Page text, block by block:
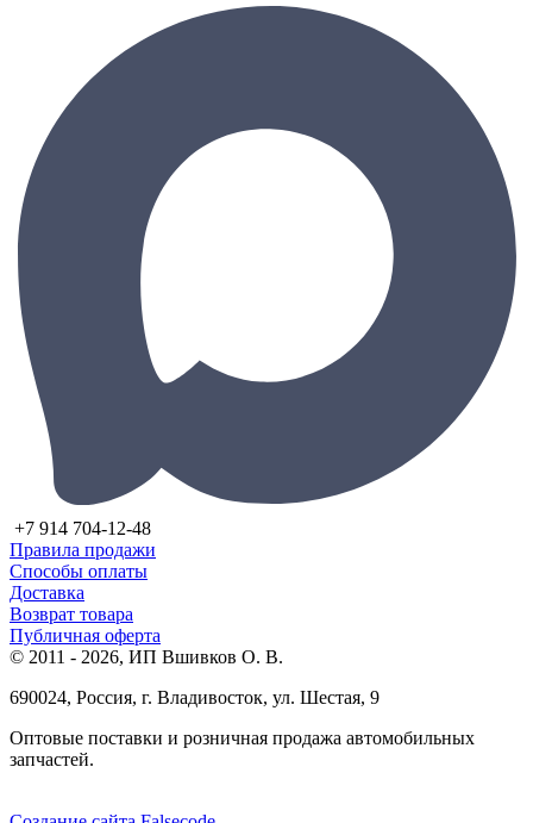
+7 914 704-12-48
Правила продажи
Способы оплаты
Доставка
Возврат товара
Публичная оферта
© 2011 - 2026, ИП Вшивков О. В.
690024, Россия, г. Владивосток, ул. Шестая, 9
Оптовые поставки и розничная продажа автомобильных
запчастей.